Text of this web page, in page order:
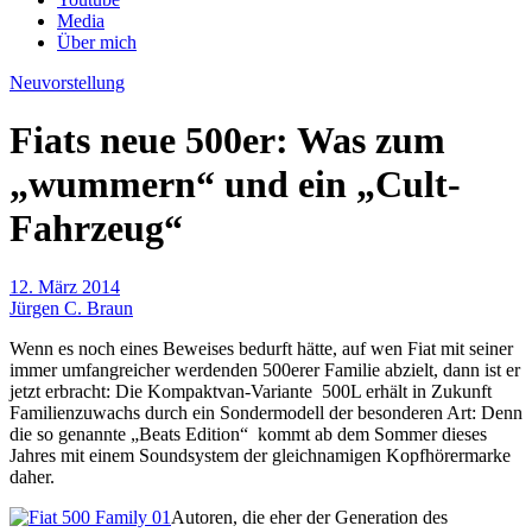
Media
Über mich
Neuvorstellung
Fiats neue 500er: Was zum
„wummern“ und ein „Cult-
Fahrzeug“
12. März 2014
Jürgen C. Braun
Wenn es noch eines Beweises bedurft hätte, auf wen Fiat mit seiner
immer umfangreicher werdenden 500erer Familie abzielt, dann ist er
jetzt erbracht: Die Kompaktvan-Variante 500L erhält in Zukunft
Familienzuwachs durch ein Sondermodell der besonderen Art: Denn
die so genannte „Beats Edition“ kommt ab dem Sommer dieses
Jahres mit einem Soundsystem der gleichnamigen Kopfhörermarke
daher.
Autoren, die eher der Generation des